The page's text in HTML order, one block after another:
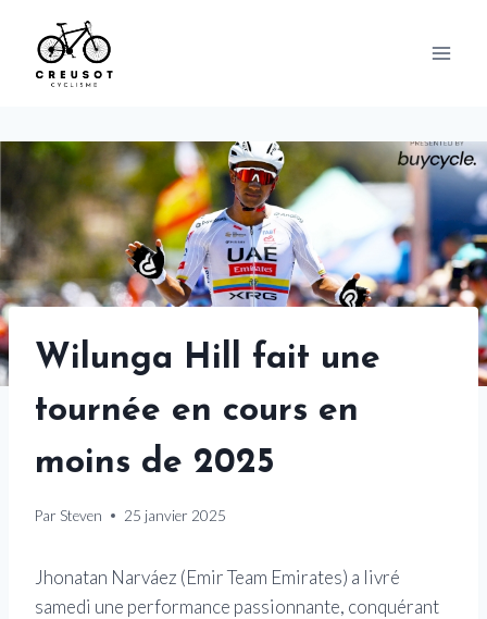
content
Wilunga Hill fait une
tournée en cours en
moins de 2025
Par Steven 25 janvier 2025
Jhonatan Narváez (Emir Team Emirates) a livré
samedi une performance passionnante, conquérant